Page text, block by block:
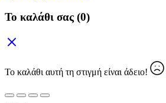
Το καλάθι σας (0)
Το καλάθι αυτή τη στιγμή είναι άδειο!